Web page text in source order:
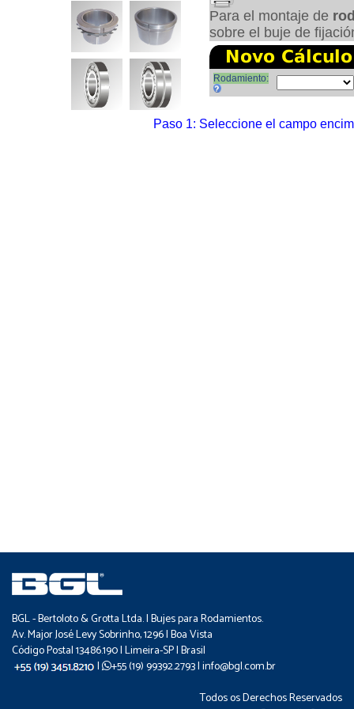
BGL - Bertoloto & Grotta Ltda. | Bujes para Rodamientos.
Av. Major José Levy Sobrinho, 1296 | Boa Vista
Código Postal 13486.190 | Limeira-SP | Brasil
|
+55 (19) 99392.2793 |info@bgl.com.br
Todos os Derechos Reservados